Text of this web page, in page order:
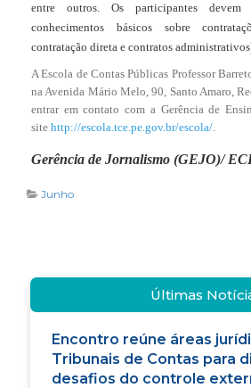
entre outros. Os participantes devem
conhecimentos básicos sobre
contratação direta e contratos
A Escola de Contas Públicas Professor
na Avenida Mário Melo, 90, Santo Amaro,
entrar em contato com a Gerência de
site http://escola.tce.pe.gov.br/escola/.
Gerência de Jornalismo (GEJO)/
Junho
Últimas
Encontro reúne áreas
Tribunais de Contas para
desafios do controle